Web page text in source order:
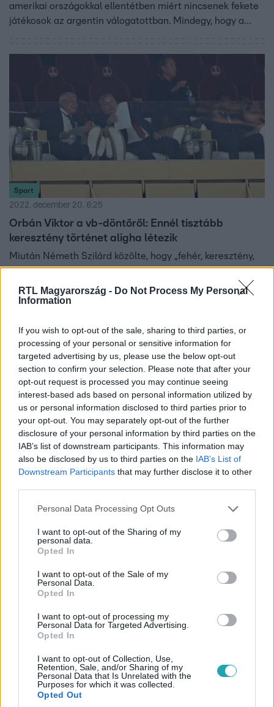
RTL Magyarország - Do Not Process My Personal
Information
If you wish to opt-out of the sale, sharing to third parties, or
processing of your personal or sensitive information for
targeted advertising by us, please use the below opt-out
section to confirm your selection. Please note that after your
opt-out request is processed you may continue seeing
interest-based ads based on personal information utilized by
us or personal information disclosed to third parties prior to
your opt-out. You may separately opt-out of the further
disclosure of your personal information by third parties on the
IAB’s list of downstream participants. This information may
also be disclosed by us to third parties on the IAB’s List of
Downstream Participants that may further disclose it to other
Please note that this website/app uses one or more Google
not limited to your visit or usage behaviour. You may click to
grant or deny consent to Google and its third-party tags to
use your data for below specified purposes in below Google
consent section.
Personal Data Processing Opt Outs
I want to opt-out of the Sharing of my
personal data.
Opted In
I want to opt-out of the Sale of my
Personal Data.
Opted In
I want to opt-out of processing my
Personal Data for Targeted Advertising.
Opted In
I want to opt-out of Collection, Use,
Retention, Sale, and/or Sharing of my
Personal Data that Is Unrelated with the
Purposes for which it was collected.
Opted Out
amerikai országokkal ellentétben miért nincsenek fekete
játékosok az argentin válogatottban. Mindegy, hogy a
Sport
2022. december 20. 6:25
Orbán Viktor a vb-döntőről: Ennél tisztább
keresztény történet aligha létezik
Miután Németh Szilárd közölte, hogy „fehér, keresztény,
európai értékeket képviselő ország lett a világbajnok”, és
Boldog István arról beszélt, hogy „egy keresztény csapat
legyőzött egy afrikait”, a kormányfő a Nemzeti Sportnak
értékelését.
Belföld
2022. december 19. 18:14
ostoba, rasszista bugris, te!
A képviselő szerint azért kell megfizetni a tanárokat, hogy
ne olyan emberek kerüljenek ki az iskolákból, mint a
Fidesz alelnöke.